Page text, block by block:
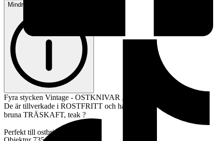
Mindre tecken på användning
Fyra stycken Vintage - OSTKNIVAR , en med gaffel längst fram.
De är tillverkade i ROSTFRITT och har BRUNA mässingsnitade
bruna TRÄSKAFT, teak ?
Perfekt till ostbrickan!